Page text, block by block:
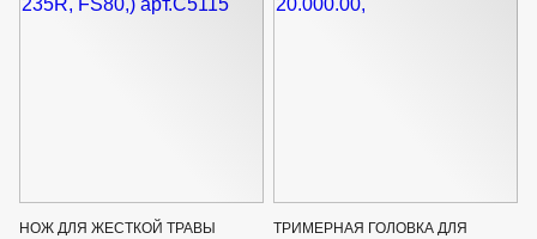
НОЖ ДЛЯ ЖЕСТКОЙ ТРАВЫ
ТРИМЕРНАЯ ГОЛОВКА ДЛЯ